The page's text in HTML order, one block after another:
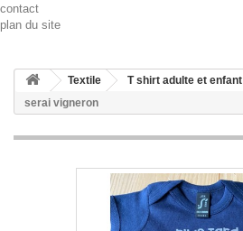
contact
plan du site
Textile T shirt adulte et enfant
serai vigneron